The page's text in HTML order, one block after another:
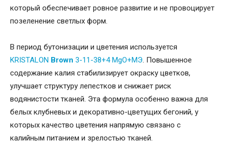
который обеспечивает ровное развитие и не провоцирует
позеленение светлых форм.
В период бутонизации и цветения используется
KRISTALON Brown 3-11-38+4 MgO+МЭ. Повышенное
содержание калия стабилизирует окраску цветков,
улучшает структуру лепестков и снижает риск
водянистости тканей. Эта формула особенно важна для
белых клубневых и декоративно-цветущих бегоний, у
которых качество цветения напрямую связано с
калийным питанием и зрелостью тканей.